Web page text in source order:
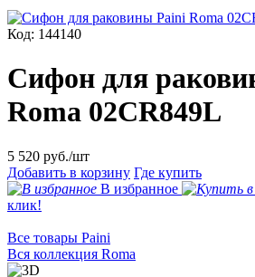
Код: 144140
Сифон для
Roma 02CR849L
5 520 руб./шт
Добавить в корзину Где купить
В избранное
клик!
Все товары Paini
Вся коллекция Roma